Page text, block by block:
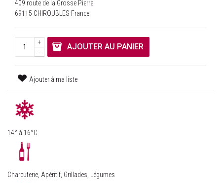
409 route de la Grosse Pierre
69115 CHIROUBLES France
-
+ AJOUTER AU PANIER
Ajouter à ma liste
14° à 16°C
Charcuterie, Apéritif, Grillades, Légumes